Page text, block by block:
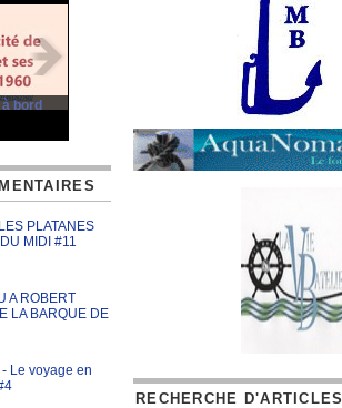
bord
PLATANES
MIDI #11
A ROBERT
LA BARQUE DE
- Le voyage en
RECHERCHE D'ARTICLES